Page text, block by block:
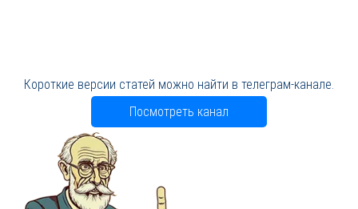
Короткие версии статей можно найти в телеграм-канале.
Посмотреть канал